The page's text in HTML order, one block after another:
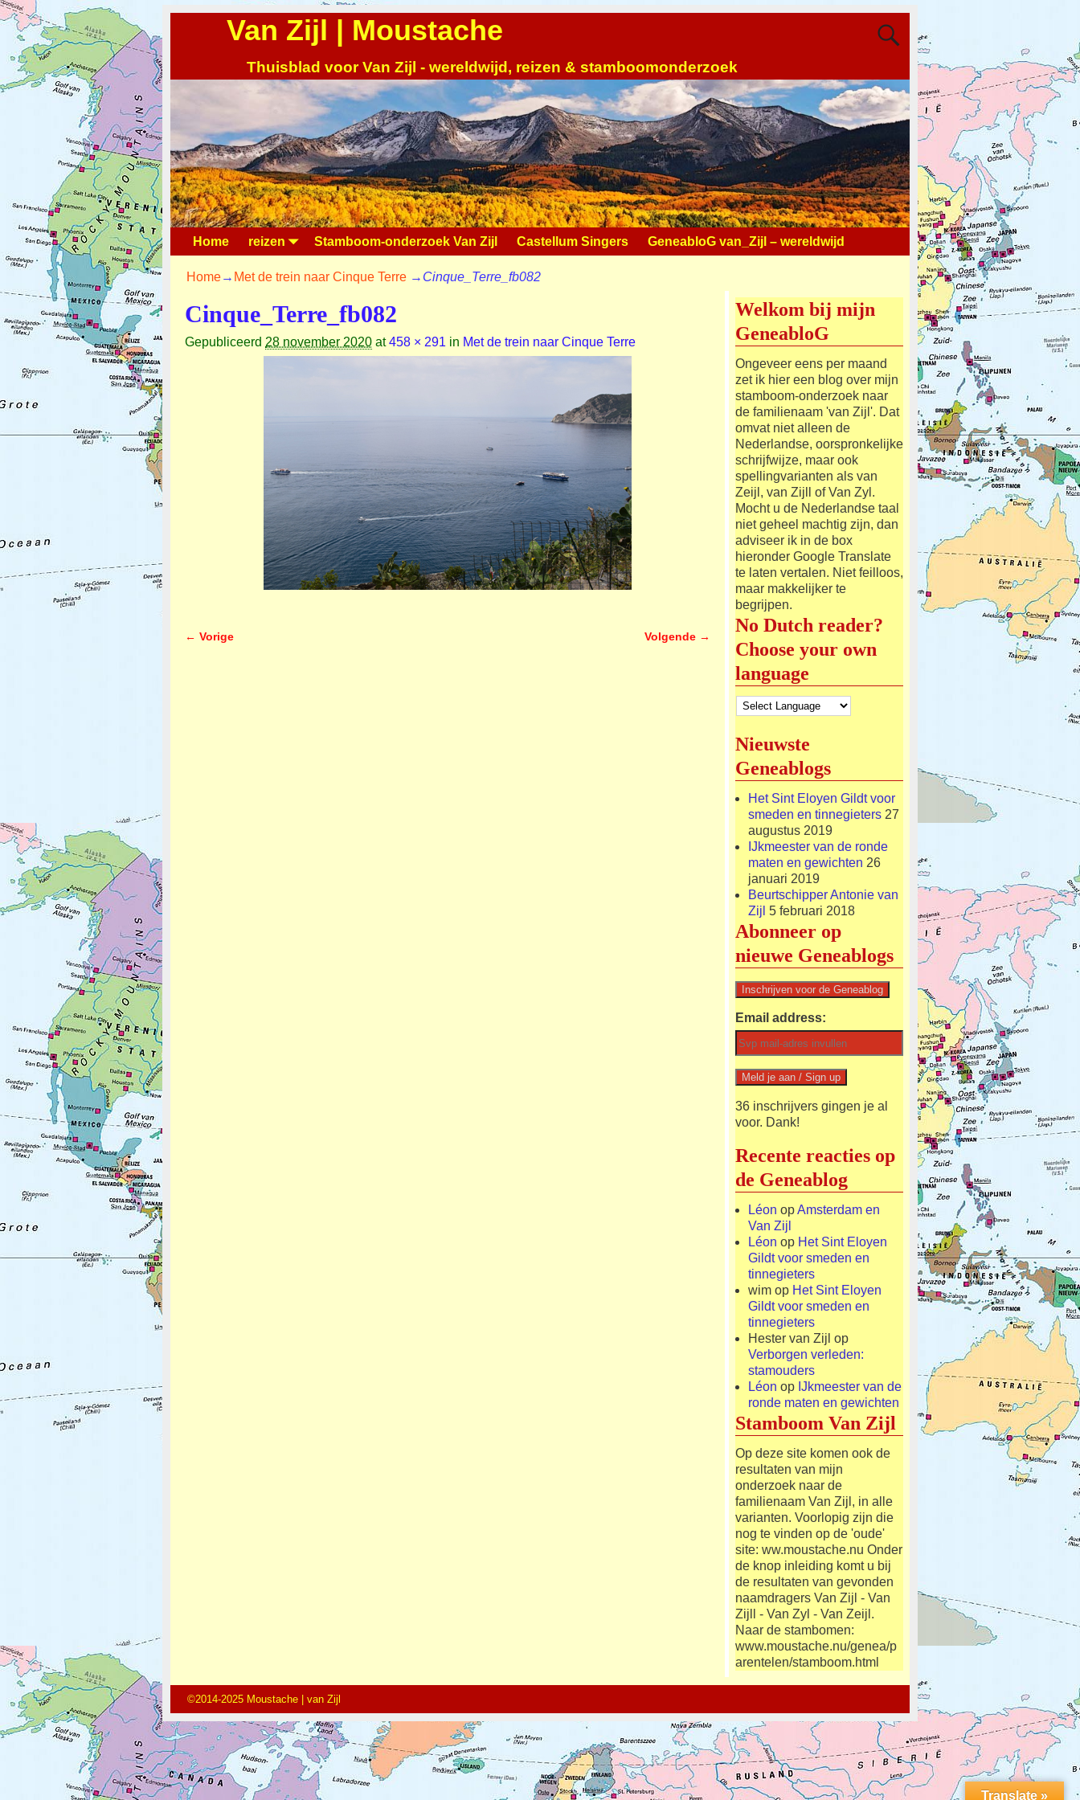
Van Zijl | Moustache
Thuisblad voor Van Zijl - wereldwijd, reizen & stamboomonderzoek
Home reizen Stamboom-onderzoek Van Zijl Castellum Singers GeneabloG van_Zijl – wereldwijd
Home→ Met de trein naar Cinque Terre → Cinque_Terre_fb082
Cinque_Terre_fb082
Gepubliceerd 28 november 2020 at458 × 291 in Met de trein naar Cinque Terre
← Vorige Volgende →
Welkom bij mijn
GeneabloG
Ongeveer eens per maand
zet ik hier een blog over mijn
stamboom-onderzoek naar
de familienaam 'van Zijl'. Dat
omvat niet alleen de
Nederlandse, oorspronkelijke
schrijfwijze, maar ook
spellingvarianten als van
Zeijl, van Zijll of Van Zyl.
Mocht u de Nederlandse taal
niet geheel machtig zijn, dan
adviseer ik in de box
hieronder Google Translate
te laten vertalen. Niet feilloos,
maar makkelijker te
begrijpen.
No Dutch reader?
Choose your own
language
Nieuwste
Geneablogs
Het Sint Eloyen Gildt voor
smeden en tinnegieters 27
augustus 2019
IJkmeester van de ronde
maten en gewichten 26
januari 2019
Beurtschipper Antonie van
Zijl 5 februari 2018
Abonneer op
nieuwe Geneablogs
Email address:
36 inschrijvers gingen je al
voor. Dank!
Recente reacties op
de Geneablog
Léon opAmsterdam en
Van Zijl
Léon op Het Sint Eloyen
Gildt voor smeden en
tinnegieters
wim op Het Sint Eloyen
Gildt voor smeden en
tinnegieters
Hester van Zijl op
Verborgen verleden:
stamouders
Léon op IJkmeester van de
ronde maten en gewichten
Stamboom Van Zijl
Op deze site komen ook de
resultaten van mijn
onderzoek naar de
familienaam Van Zijl, in alle
varianten. Voorlopig zijn die
nog te vinden op de 'oude'
site: ww.moustache.nu Onder
de knop inleiding komt u bij
de resultaten van gevonden
naamdragers Van Zijl - Van
Zijll - Van Zyl - Van Zeijl.
Naar de stambomen:
www.moustache.nu/genea/p
arentelen/stamboom.html
©2014-2025 Moustache | van Zijl
Translate »